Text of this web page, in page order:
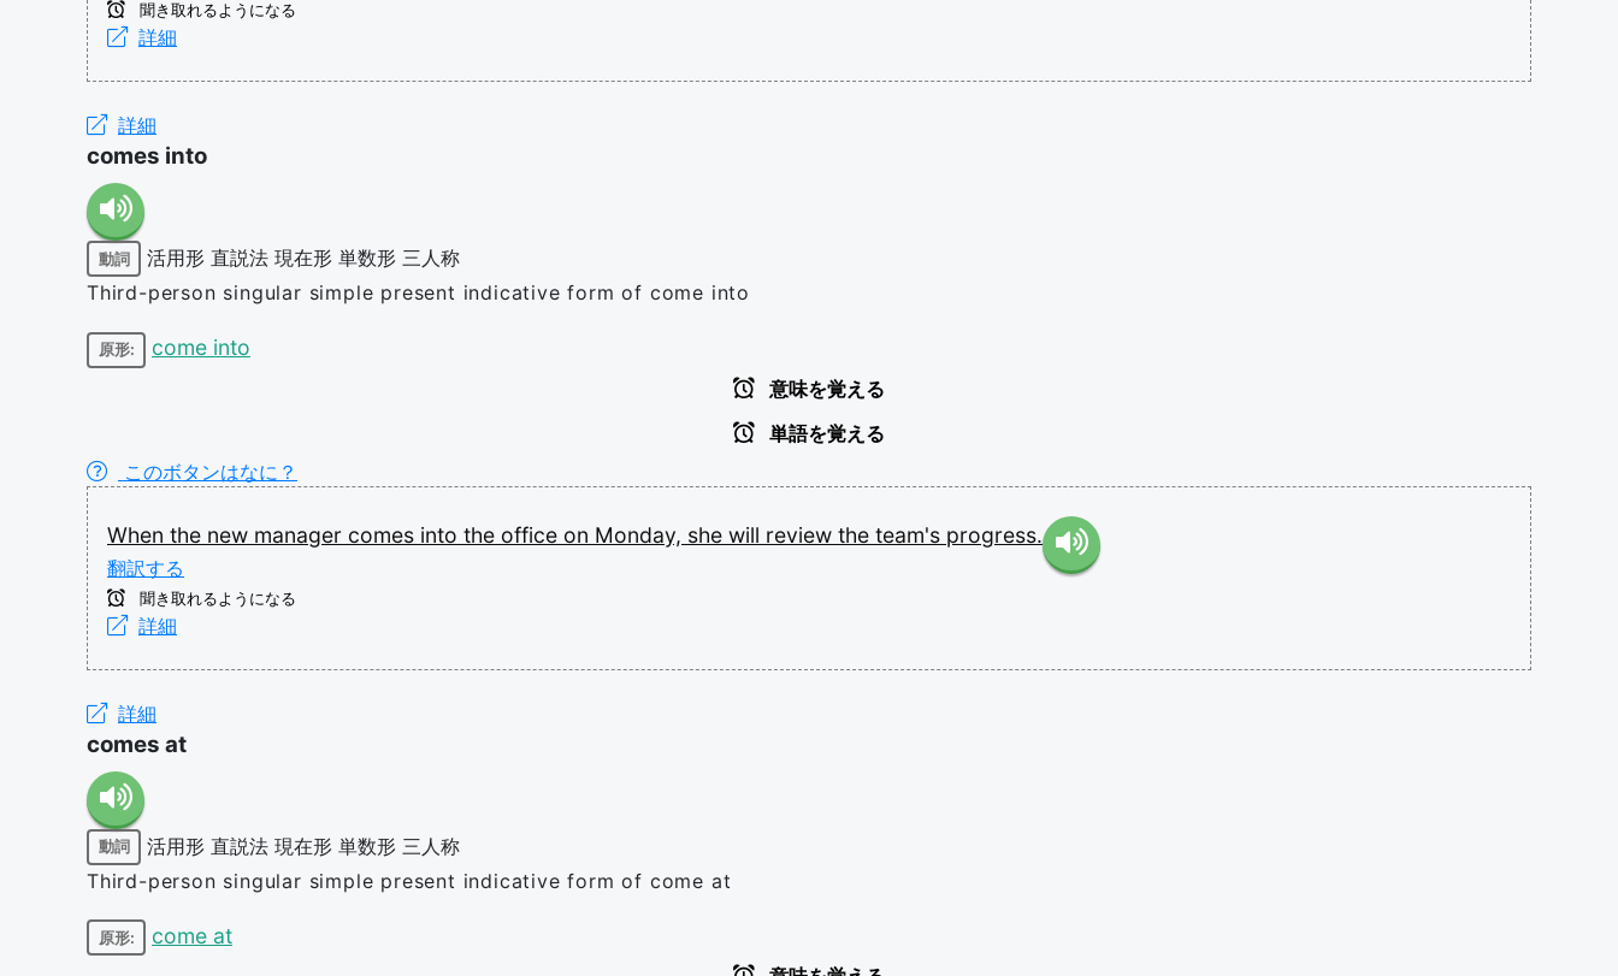
聞き取れるようになる
詳細
詳細
comes into
動詞 活用形 直説法 現在形 単数形 三人称
Third-person singular simple present indicative form of come into
原形: come into
意味を覚える
単語を覚える
このボタンはなに？
When the new manager comes into the office on Monday, she will review the team's progress.
翻訳する
聞き取れるようになる
詳細
詳細
comes at
動詞 活用形 直説法 現在形 単数形 三人称
Third-person singular simple present indicative form of come at
原形: come at